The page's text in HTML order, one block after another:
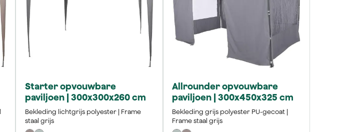
Starter opvouwbare
paviljoen | 300x300x260 cm
Bekleding lichtgrijs polyester | Frame
staal grijs
Allrounder opvouwbare
paviljoen | 300x450x325 cm
Bekleding grijs polyester PU-gecoat |
Frame staal grijs